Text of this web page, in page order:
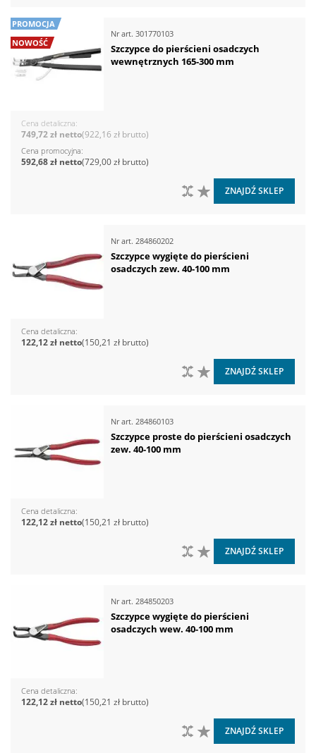
PROMOCJA
NOWOŚĆ
Nr art. 301770103
Szczypce do pierścieni osadczych
wewnętrznych 165-300 mm
Cena detaliczna
922,16 zł
749,72 zł
Cena promocyjna
729,00 zł
592,68 zł
DO LISTY ŻYCZEŃ
DO PORÓWNANIA
ZNAJDŹ SKLEP
Nr art. 284860202
Szczypce wygięte do pierścieni
osadczych zew. 40-100 mm
Cena detaliczna
150,21 zł
122,12 zł
DO LISTY ŻYCZEŃ
DO PORÓWNANIA
ZNAJDŹ SKLEP
Nr art. 284860103
Szczypce proste do pierścieni osadczych
zew. 40-100 mm
Cena detaliczna
150,21 zł
122,12 zł
DO LISTY ŻYCZEŃ
DO PORÓWNANIA
ZNAJDŹ SKLEP
Nr art. 284850203
Szczypce wygięte do pierścieni
osadczych wew. 40-100 mm
Cena detaliczna
150,21 zł
122,12 zł
DO LISTY ŻYCZEŃ
DO PORÓWNANIA
ZNAJDŹ SKLEP